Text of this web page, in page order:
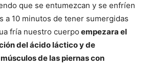
que se entumezcan y se enfríen
a 10 minutos de tener sumergidas
fría nuestro cuerpo empezara el
del ácido láctico y de
de las piernas con